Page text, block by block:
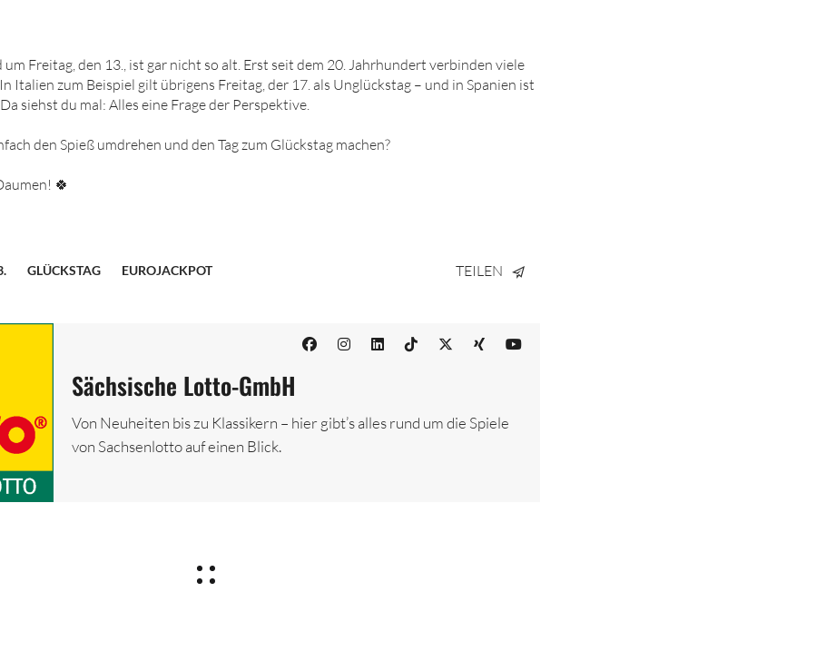
Freitag, den 13., ist gar nicht so alt. Erst seit dem 20. Jahrhundert verbinden viele
Italien zum Beispiel gilt übrigens Freitag, der 17. als Unglückstag – und in Spanien ist
siehst du mal: Alles eine Frage der Perspektive.
den Spieß umdrehen und den Tag zum Glückstag machen?
🍀
GLÜCKSTAG EUROJACKPOT TEILEN
Sächsische Lotto-GmbH
Von Neuheiten bis zu Klassikern – hier gibt’s alles rund um die Spiele
von Sachsenlotto auf einen Blick.